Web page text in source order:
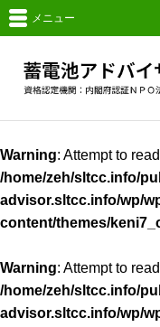
メニュー
Warning: Attempt to
/home/zeh/sltcc.info/
advisor.sltcc.info/wp/
content/themes/
Warning: Attempt to
/home/zeh/sltcc.info/
advisor.sltcc.info/wp/